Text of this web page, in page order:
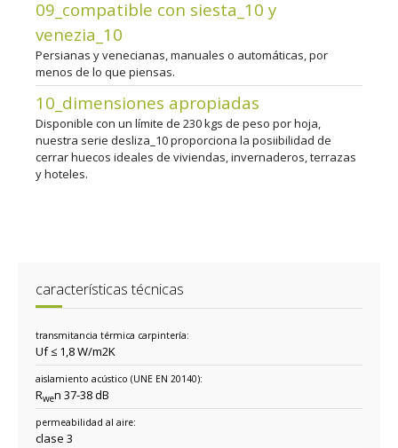
09_compatible con siesta_10 y
venezia_10
Persianas y venecianas, manuales o automáticas, por
menos de lo que piensas.
10_dimensiones apropiadas
Disponible con un límite de 230 kgs de peso por hoja,
nuestra serie desliza_10 proporciona la posiibilidad de
cerrar huecos ideales de viviendas, invernaderos, terrazas
y hoteles.
características técnicas
transmitancia térmica carpintería:
Uf ≤ 1,8 W/m2K
aislamiento acústico (UNE EN 20140):
Rwen 37-38 dB
permeabilidad al aire:
clase 3